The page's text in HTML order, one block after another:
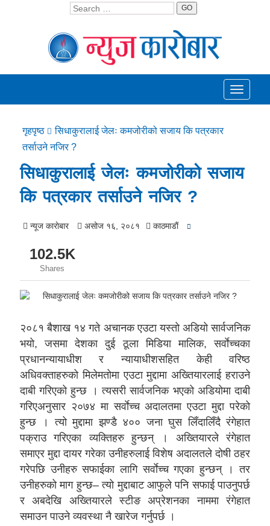
GO
Toggle
गृहपृष्ठ
सिधाकुरालाई जेलः कमजोरीको सजाय कि पत्रकार
तर्साउने नजिर ?
सिधाकुरालाई जेलः कमजोरीको सजाय
कि पत्रकार तर्साउने नजिर ?
न्यूज काराेबार असोज १६, २०८१ काठमाडाैं
102.5K
Shares
२०८१ बैशाख १४ गते अचानक एउटा यस्तो अडियो सार्वजनिक
भयो, जसमा देशका दुई ठूला मिडिया मालिक, सर्वाेच्चका
प्रधानन्यायाधीश र न्यायाधीशसहित केही वरिष्ठ
अधिवक्ताहरुको मिलेमतोमा एउटा मुद्दामा अख्तियारलाई हराउने
दाबी गरिएको हुन्छ । त्यसरी सार्वजनिक भएको अडियोमा दाबी
गरिएअनुसार २०७४ मा सर्वाेच्च अदालतमा एउटा मुद्दा परेको
हुन्छ । त्यो मुद्दामा झण्डै ४०० जना घुस लिँदालिँदै रंगेहात
पक्राउ गरिएका व्यक्तिहरु हुन्छन् । अख्तियारले रंगेहात
समाएर मुद्दा दायर गरेका उनीहरुलाई विशेष अदालतले दोषी ठहर
गरेपछि उनीहरु सफाईका लागि सर्वाेच्च गएका हुन्छन् । तर
उनीहरुको माग हुन्छ– त्यो मुद्दाबाट आफुले पनि सफाई पाउनुपर्छ
र अबदेखि अख्तियारले स्टीङ अप्रेशनका नाममा रंगेहात
समाउन पाउने व्यवस्था नै खारेज गर्नुपर्छ ।